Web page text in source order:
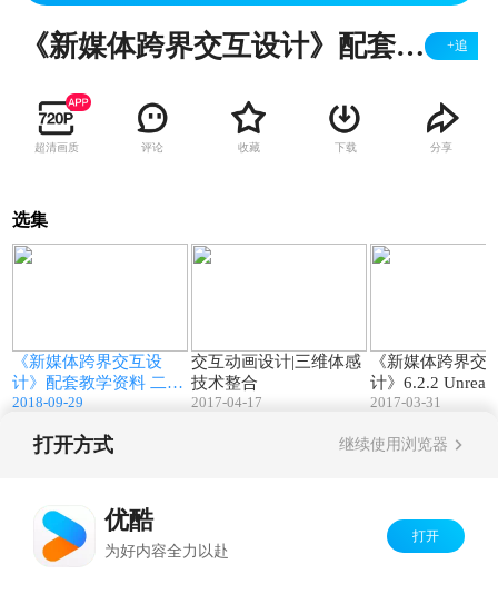
《新媒体跨界交互设计》配套教学资料 二维码 +追
超清画质 评论 收藏 下载 分享
选集
《新媒体跨界交互设
计》配套教学资料 二维
码
2018-09-29
交互动画设计|三维体感
技术整合
2017-04-17
《新媒体跨界交
计》6.2.2 Unreal
交互（Kinect篇
2017-03-31
打开方式 继续使用浏览器
优酷
为好内容全力以赴
打开